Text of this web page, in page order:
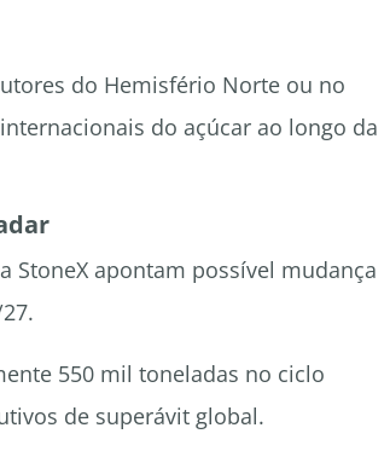
do Hemisfério Norte ou no
do açúcar ao longo da
StoneX apontam possível mudança
550 mil toneladas no ciclo
de superávit global.